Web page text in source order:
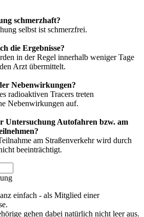
schmerzhaft?
selbst ist schmerzfrei.
die Ergebnisse?
in der Regel innerhalb weniger Tage
Arzt übermittelt.
Nebenwirkungen?
radioaktiven Tracers treten
Nebenwirkungen auf.
Untersuchung Autofahren bzw. am
am Straßenverkehr wird durch
beeinträchtigt.
einfach - als Mitglied einer
gehen dabei natürlich nicht leer aus.